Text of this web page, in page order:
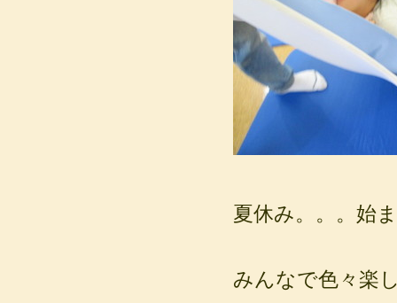
夏休み。。。始
みんなで色々楽